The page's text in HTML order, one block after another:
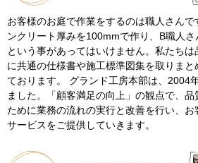
お客様のお庭で作業をするのは職人さんで
ンクリート厚みを100mmで作り、B職人さ
という事があってはいけません。私たち
に共通の仕様書や施工標準図集を取りま
ております。 グランド工房本部は、2004
ました。「顧客満足の向上」の観点で、
ために業務の流れの実行と改善を行い、お
サービスをご提供していきます。